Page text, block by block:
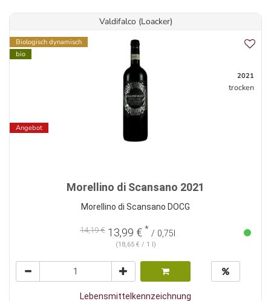
Valdifalco (Loacker)
Biologisch dynamisch
bio
Angebot
2021
trocken
Morellino di Scansano 2021
Morellino di Scansano DOCG
14,19 € 13,99 € * / 0,75l
(18,65 € / 1 l)
Lebensmittelkennzeichnung